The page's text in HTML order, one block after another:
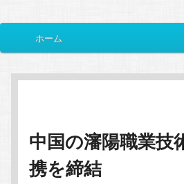
イ
メ
イ
コ
ン
サ
ブ
ン
テ
ホーム
中国の瀋陽職業技
携を締結